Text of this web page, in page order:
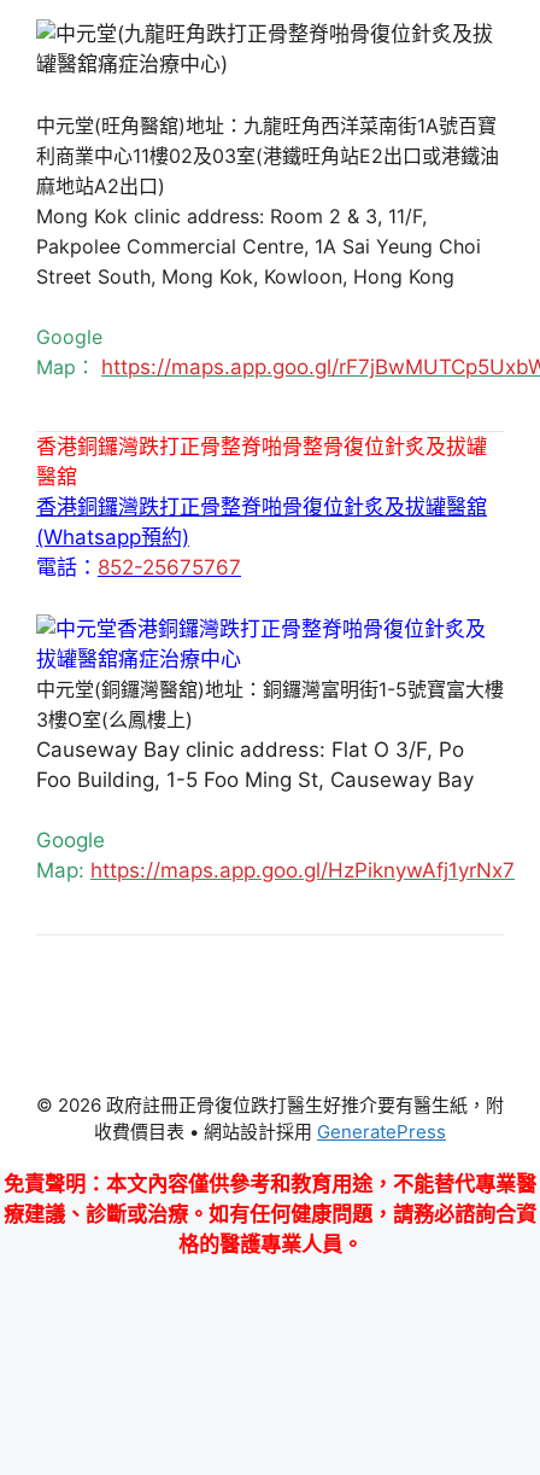
中元堂(旺角醫舘)地址：九龍旺角西洋菜南街1A號百寶
利商業中心11樓02及03室(港鐵旺角站E2出口或港鐵油
麻地站A2出口)
Mong Kok clinic address: Room 2 & 3, 11/F,
Pakpolee Commercial Centre, 1A Sai Yeung Choi
Street South, Mong Kok, Kowloon, Hong Kong
Google
Map： https://maps.app.goo.gl/
香港銅鑼灣跌打正骨整脊啪骨整骨復位針炙及拔罐
醫舘
香港銅鑼灣跌打正骨整脊啪骨復位針炙及拔罐醫舘
(Whatsapp預約)
電話： 852-25675767
中元堂(銅鑼灣醫舘)地址：銅鑼灣富明街1-5號寶富大樓
3樓O室(么鳳樓上)
Causeway Bay clinic address: Flat O 3/F, Po
Foo Building, 1-5 Foo Ming St, Causeway Bay
Google
Map: https://maps.app.goo.gl/HzPiknywAfj1yrNx7
© 2026 政府註冊正骨復位跌打醫生好推介要有醫生紙，附
收費價目表 • 網站設計採用 GeneratePress
免責聲明 ：本文內容僅供參考和教育用途，不能替代專業醫
療建議、診斷或治療。如有任何健康問題，請務必諮詢合資
格的醫護專業人員。